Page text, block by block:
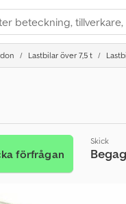
Lastbilar över 7,5 t
förfrågan
Skick